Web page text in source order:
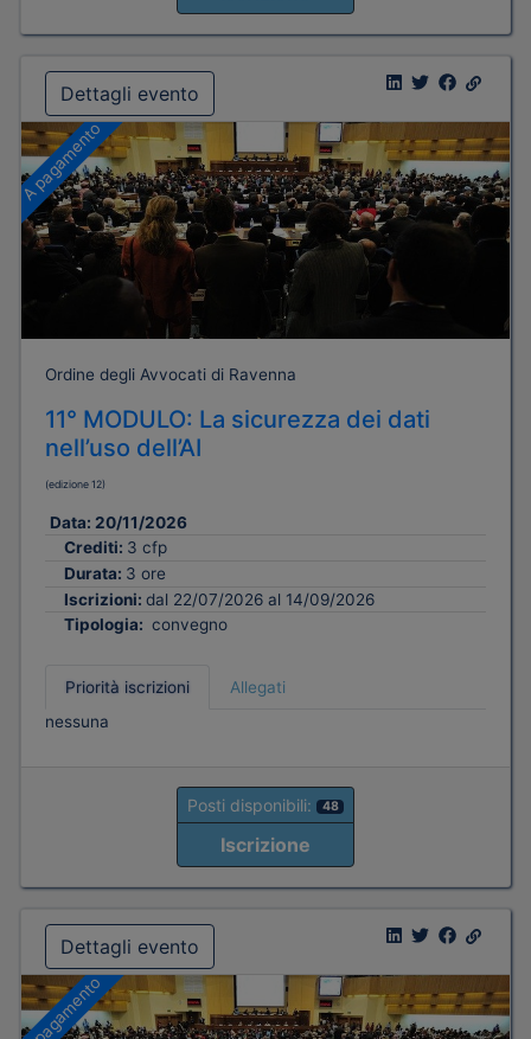
Dettagli evento
A pagamento
Ordine degli Avvocati di Ravenna
11° MODULO: La sicurezza dei dati
nell’uso dell’AI
(edizione 12)
Data: 20/11/2026
Crediti: 3 cfp
Durata: 3 ore
Iscrizioni: dal 22/07/2026 al 14/09/2026
Tipologia: convegno
Priorità iscrizioni
Allegati
nessuna
Posti disponibili: 48
Iscrizione
Dettagli evento
A pagamento